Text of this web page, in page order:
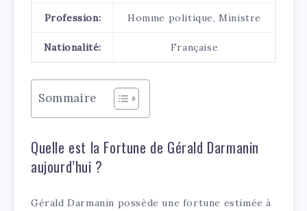
Profession: Homme politique, Ministre
Nationalité: Française
Sommaire
Quelle est la Fortune de Gérald Darmanin
aujourd’hui ?
Gérald Darmanin possède une fortune estimée à